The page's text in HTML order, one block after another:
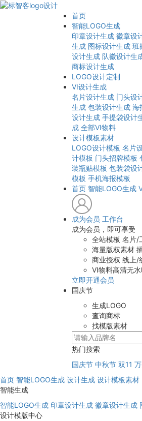
首页
智能LOGO生成
印章设计生成 徽章设
生成 图标设计生成 班
设计生成 队徽设计生
商标设计生成
LOGO设计定制
VI设计生成
名片设计生成 门头设
生成 包装设计生成 海
设计生成 手提袋设计
成 全部VI物料
设计模板素材
LOGO设计模板 名片
计模板 门头招牌模板
装瓶贴模板 包装袋设
模板 手机海报模板
首页 智能LOGO生成
成为会员 工作台
成为会员，即可享受
全站模板 名片/
海量版权素材
商业授权 线上/
VI物料高清无水
立即开通会员
国庆节
生成LOGO
查询商标
找模版素材
热门搜索
国庆节 中秋节 双11
首页 智能LOGO生成 设计生成 设计模板素材
智能生成
智能LOGO生成 印章设计生成 徽章设计生成
设计模版中心